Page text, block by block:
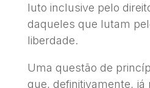
luto inclusive pelo
daqueles que lutam
liberdade.
Uma questão de
que, definitivamente, já